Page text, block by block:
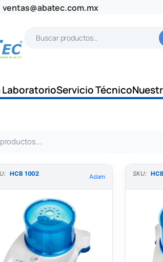
ventas@abatec.com.mx
a
LaboratorioServicio Técnico
HCB 1002 Adam SKU: